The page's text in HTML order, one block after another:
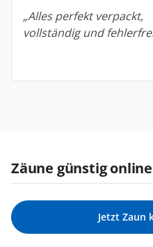
„Alles perfekt verpackt,
vollständig und
Zäune günstig
Jetzt Zaun